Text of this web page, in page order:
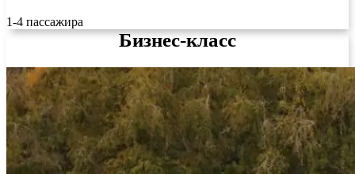
1-4 пассажира
Бизнес-класс